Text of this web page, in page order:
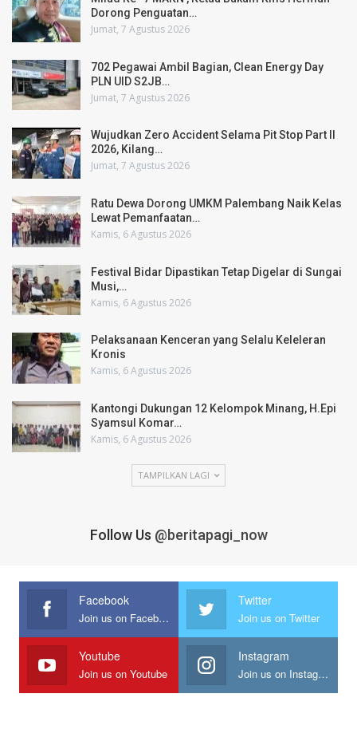
Dorong Penguatan…
Jumat, 7 Agustus 2026
702 Pegawai Ambil Bagian, Clean Energy Day
PLN UID S2JB…
Jumat, 7 Agustus 2026
Wujudkan Zero Accident Selama Pit Stop Part II
2026, Kilang…
Jumat, 7 Agustus 2026
Ratu Dewa Dorong UMKM Palembang Naik Kelas
Lewat Pemanfaatan…
Kamis, 6 Agustus 2026
Festival Bidar Dipastikan Tetap Digelar di Sungai
Musi,…
Kamis, 6 Agustus 2026
Pelaksanaan Kenceran yang Selalu Keleleran
Kronis
Kamis, 6 Agustus 2026
Kantongi Dukungan 12 Kelompok Minang, H.Epi
Syamsul Komar…
Kamis, 6 Agustus 2026
TAMPILKAN LAGI
Follow Us @beritapagi_now
Facebook
Join us on Facebook
Twitter
Join us on Twitter
Youtube
Join us on Youtube
Instagram
Join us on Instagram